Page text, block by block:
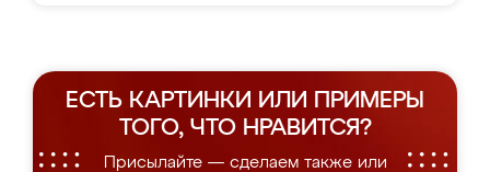
ЕСТЬ КАРТИНКИ ИЛИ ПРИМЕРЫ
ТОГО, ЧТО НРАВИТСЯ?
Присылайте — сделаем также или